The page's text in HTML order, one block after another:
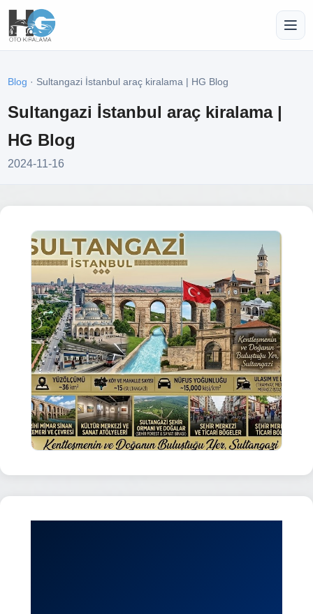
Blog · Sultangazi İstanbul araç kiralama | HG Blog
Sultangazi İstanbul araç kiralama |
HG Blog
2024-11-16